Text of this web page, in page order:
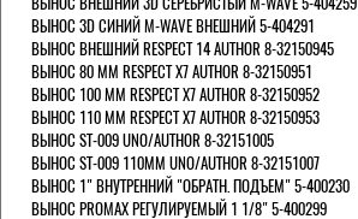
ВЫНОС 3D СИНИЙ M-WAVE ВНЕШНИЙ 5-404291
ВЫНОС ВНЕШНИЙ RESPECT 14 AUTHOR 8-32150945
ВЫНОС 80 ММ RESPECT Х7 AUTHOR 8-32150951
ВЫНОС 100 ММ RESPECT Х7 AUTHOR 8-32150952
ВЫНОС 110 ММ RESPECT Х7 AUTHOR 8-32150953
ВЫНОС ST-009 UNO/AUTHOR 8-32151005
ВЫНОС ST-009 110ММ UNO/AUTHOR 8-32151007
ВЫНОС 1" ВНУТРЕННИЙ "ОБРАТН. ПОДЪЕМ" 5-400230
ВЫНОС PROMAX РЕГУЛИРУЕМЫЙ 1 1/8" 5-400299